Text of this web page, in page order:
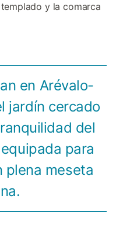
y la comarca
en Arévalo-
jardín cercado
del
para
plena meseta